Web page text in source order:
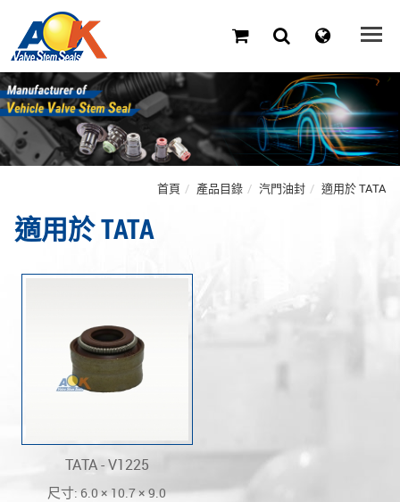
首頁 產品目錄 汽門油封 適用於 TATA
適用於 TATA
TATA - V1225
尺寸: 6.0 × 10.7 × 9.0